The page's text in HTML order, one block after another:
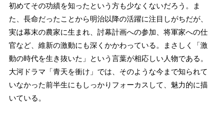
初めてその功績を知ったという方も少なくないだろう。ま
た、長命だったことから明治以降の活躍に注目しがちだが、
実は幕末の農家に生まれ、討幕計画への参加、将軍家への仕
官など、維新の激動にも深くかかわっている。まさしく「激
動の時代を生き抜いた」という言葉が相応しい人物である。
大河ドラマ「青天を衝け」では、そのような今まで知られて
いなかった前半生にもしっかりフォーカスして、魅力的に描
いている。